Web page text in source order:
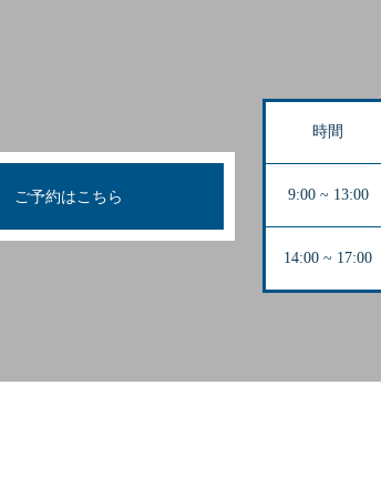
ご予約はこちら
時間
9:00 ~ 13:00
14:00 ~ 17:00